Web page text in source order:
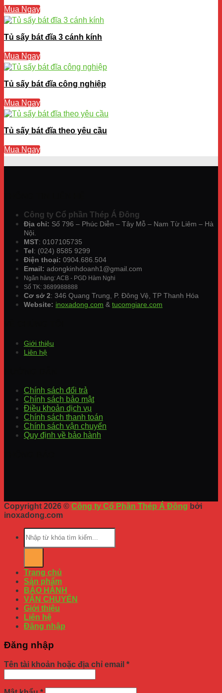
Mua Ngay
Tủ sấy bát đĩa 3 cánh kính
Mua Ngay
Tủ sấy bát đĩa công nghiệp
Mua Ngay
Tủ sấy bát đĩa theo yêu cầu
Mua Ngay
Công ty Cổ phần Thép Á Đông
Địa chỉ: Số 796 – Phúc Diễn – Tây Mỗ – Nam Từ Liêm – Hà
Nội.
MST: 0107105735
Tel : (024) 8585 9299
Điện thoại: 0904.686.504
Email: adongkinhdoanh1@gmail.com
Ngân hàng: ACB - PGD Hàm Nghi
Số TK: 3689988888
Cơ sở 2: 346 Quang Trung, P. Đông Vệ, TP Thanh Hóa
Website: inoxadong.com & tucomgiare.com
Giới thiệu
Liên hệ
Chính sách đổi trả
Chính sách bảo mật
Điều khoản dịch vụ
Chính sách thanh toán
Chính sách vận chuyển
Quy định về bảo hành
Copyright 2026 © Công ty Cổ Phần Thép Á Đông bởi
inoxadong.com
Trang chủ
Sản phẩm
BẢO HÀNH
VẬN CHUYỂN
Giới thiệu
Liên hệ
Đăng nhập
Đăng nhập
Tên tài khoản hoặc địa chỉ email *